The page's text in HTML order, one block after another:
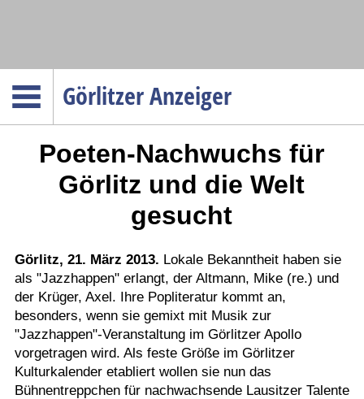
Görlitzer Anzeiger
Menüpunkte
Politik
Gesellschaft
Verkehr
Gesundheit
Kultur
Sport
Termine
Poeten-Nachwuchs für
Görlitz und die Welt
gesucht
Görlitz, 21. März 2013. Lokale Bekanntheit haben sie
als "Jazzhappen" erlangt, der Altmann, Mike (re.) und
der Krüger, Axel. Ihre Popliteratur kommt an,
besonders, wenn sie gemixt mit Musik zur
"Jazzhappen"-Veranstaltung im Görlitzer Apollo
vorgetragen wird. Als feste Größe im Görlitzer
Kulturkalender etabliert wollen sie nun das
Bühnentreppchen für nachwachsende Lausitzer Talente